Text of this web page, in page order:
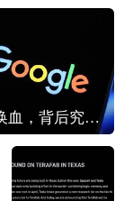
谷歌AI大换血，背后究竟发生了什么？